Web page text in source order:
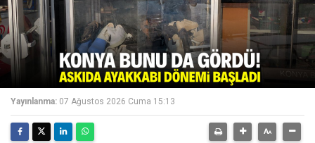
Yayınlanma: 07 Ağustos 2026 Cuma 15:13